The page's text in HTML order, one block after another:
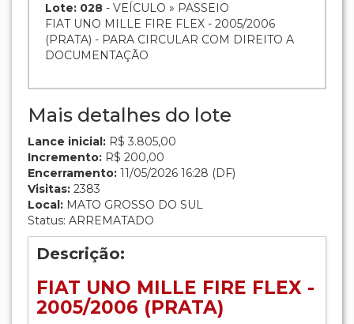
Lote: 028 - VEÍCULO » PASSEIO
FIAT UNO MILLE FIRE FLEX - 2005/2006
(PRATA) - PARA CIRCULAR COM DIREITO A
DOCUMENTAÇÃO
Mais detalhes do lote
Lance inicial: R$ 3.805,00
Incremento: R$ 200,00
Encerramento: 11/05/2026 16:28 (DF)
Visitas: 2383
Local: MATO GROSSO DO SUL
Status: ARREMATADO
Descrição:
FIAT UNO MILLE FIRE FLEX -
2005/2006 (PRATA)